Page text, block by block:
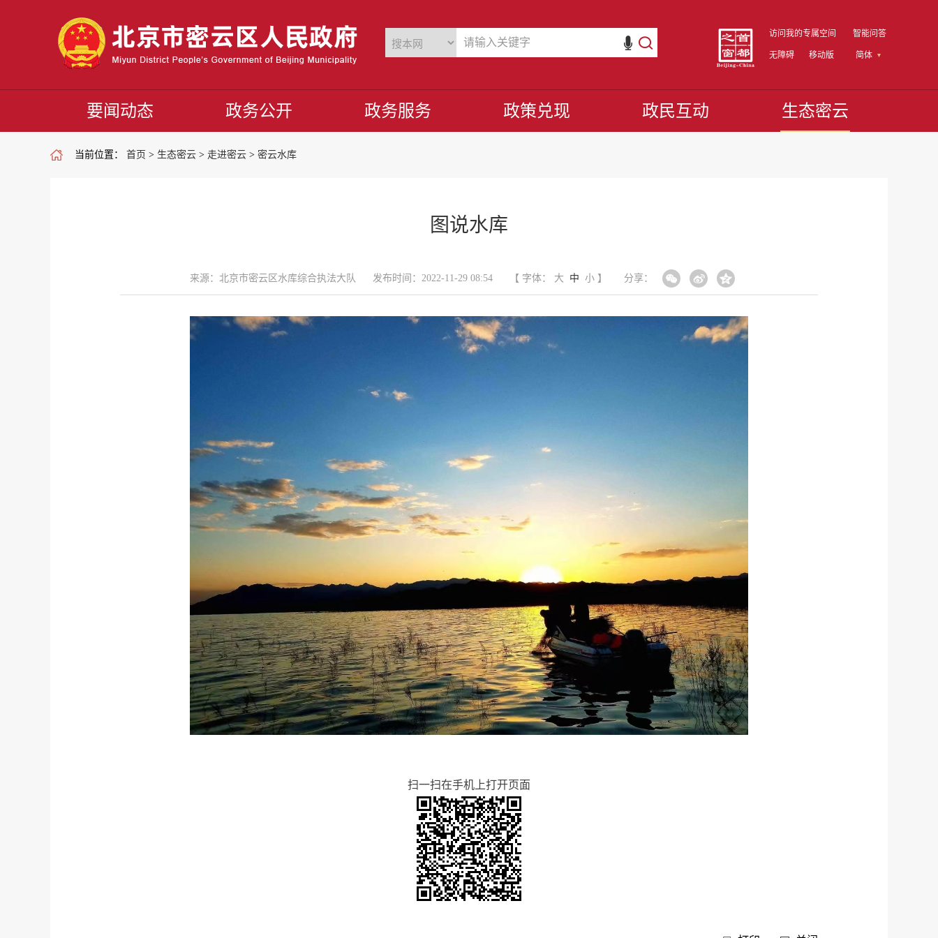
访问我的专属空间 智能问答
无障碍 移动版 简体
要闻动态 政务公开 政务服务 政策兑现 政民互动 生态密云
当前位置： 首页 > 生态密云 > 走进密云 > 密云水库
图说水库
来源：北京市密云区水库综合执法大队 发布时间：2022-11-29 08:54 【 字体： 大 中 小】 分享：
扫一扫在手机上打开页面